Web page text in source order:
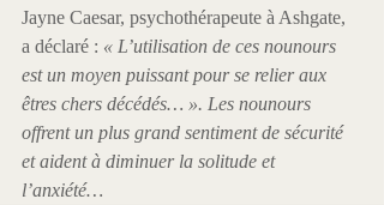
Jayne Caesar, psychothérapeute à Ashgate,
a déclaré : « L’utilisation de ces nounours
est un moyen puissant pour se relier aux
êtres chers décédés… ». Les nounours
offrent un plus grand sentiment de sécurité
et aident à diminuer la solitude et
l’anxiété…